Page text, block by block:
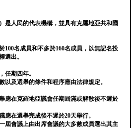
是人民的代表機構，並具有克羅地亞共和國
100名成員和不多於160名成員，以無記名投
選出。
任期四年。
以及選舉的條件和程序應由法律規定。
應在克羅地亞議會任期屆滿或解散後不遲於
應在選舉完成後不遲於20天舉行。
屆會議上由出席會議的大多數成員選出其主